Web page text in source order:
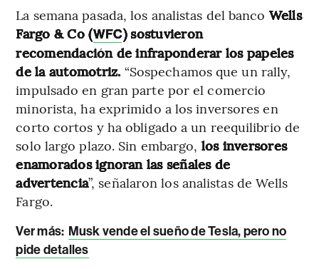
La semana pasada, los analistas del banco Wells
Fargo & Co (WFC) sostuvieron
recomendación de infraponderar los papeles
de la automotriz. “Sospechamos que un rally,
impulsado en gran parte por el comercio
minorista, ha exprimido a los inversores en
corto cortos y ha obligado a un reequilibrio de
solo largo plazo. Sin embargo, los inversores
enamorados ignoran las señales de
advertencia”, señalaron los analistas de Wells
Fargo.
Ver más: Musk vende el sueño de Tesla, pero no
pide detalles